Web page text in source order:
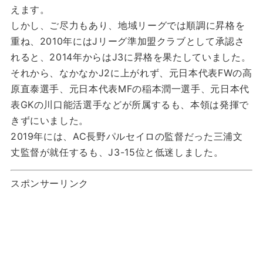
えます。
しかし、ご尽力もあり、地域リーグでは順調に昇格を
重ね、2010年にはJリーグ準加盟クラブとして承認さ
れると、2014年からはJ3に昇格を果たしていました。
それから、なかなかJ2に上がれず、元日本代表FWの高
原直泰選手、元日本代表MFの稲本潤一選手、元日本代
表GKの川口能活選手などが所属するも、本領は発揮で
きずにいました。
2019年には、AC長野パルセイロの監督だった三浦文
丈監督が就任するも、J3-15位と低迷しました。
スポンサーリンク